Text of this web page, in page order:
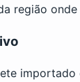
região